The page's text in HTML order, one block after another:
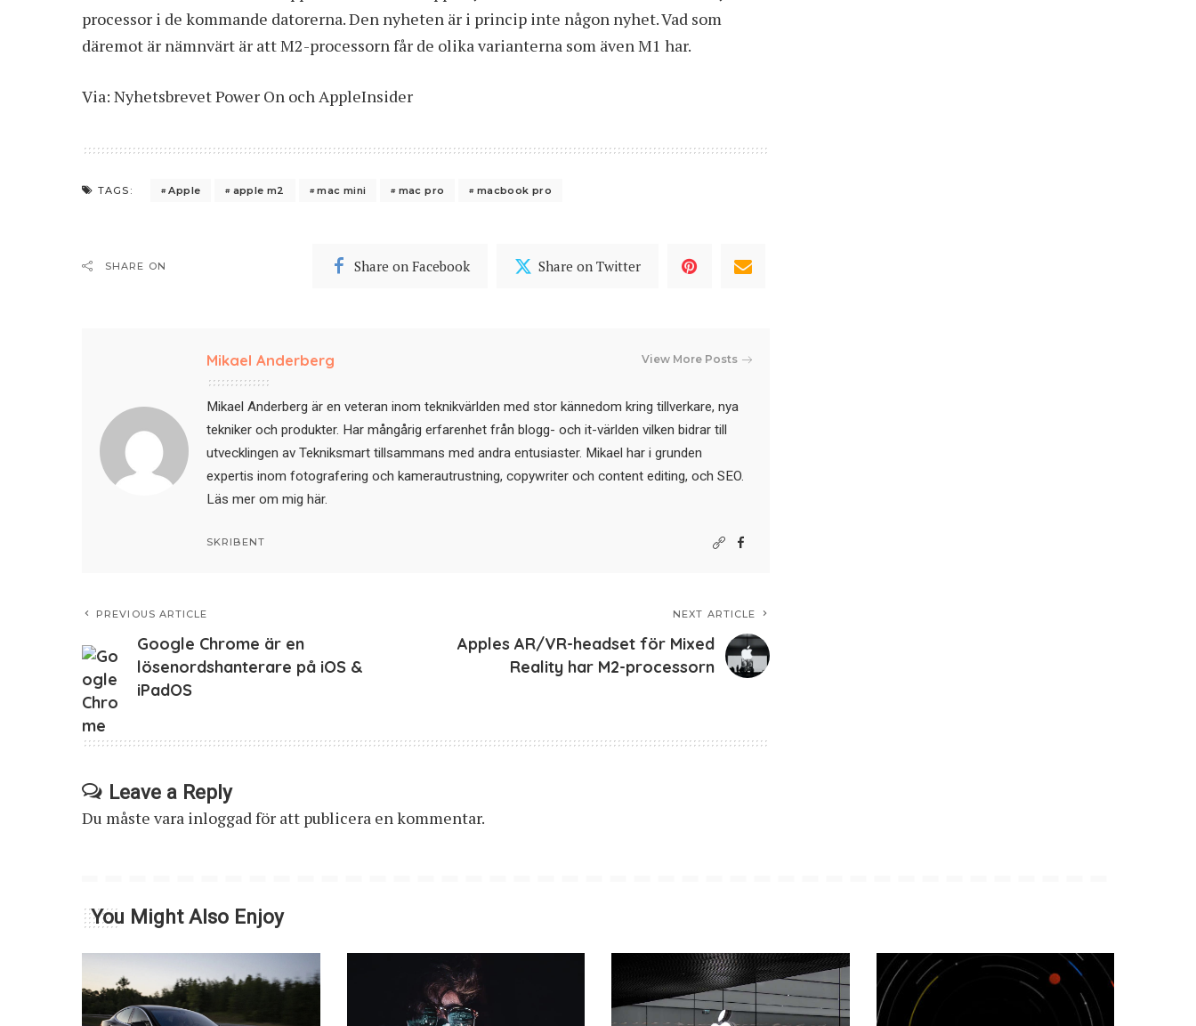
processor i de kommande datorerna. Den nyheten är i princip inte någon nyhet. Vad som
däremot är nämnvärt är att M2-processorn får de olika varianterna som även M1 har.
Via: Nyhetsbrevet Power On ochAppleInsider
TAGS: Apple apple m2 mac mini mac pro macbook pro
SHARE ON Share on Facebook Share on Twitter
Mikael Anderberg View More Posts
Mikael Anderberg är en veteran inom teknikvärlden med stor kännedom kring tillverkare, nya
tekniker och produkter. Har mångårig erfarenhet från blogg- och it-världen vilken bidrar till
utvecklingen av Tekniksmart tillsammans med andra entusiaster. Mikael har i grunden
expertis inom fotografering och kamerautrustning, copywriter och content editing, och SEO.
Läs mer om mig här.
SKRIBENT
PREVIOUS ARTICLE
Google Chrome är en
lösenordshanterare på iOS &
iPadOS
NEXT ARTICLE
Apples AR/VR-headset för Mixed
Reality har M2-processorn
Leave a Reply
Du måste vara inloggadför att publicera en kommentar.
You Might Also Enjoy